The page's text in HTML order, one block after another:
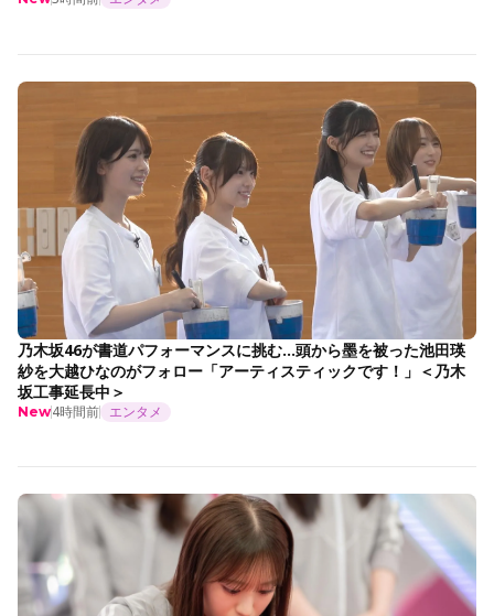
乃木坂46が書道パフォーマンスに挑む…頭から墨を被った池田瑛
紗を大越ひなのがフォロー「アーティスティックです！」＜乃木
坂工事延長中＞
New4時間前 エンタメ